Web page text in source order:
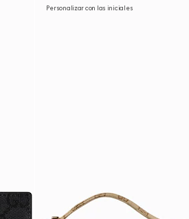
Personalizar con las iniciales